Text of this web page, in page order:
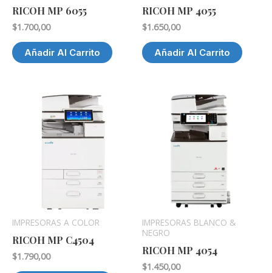
RICOH MP 6055
$1.700,00
Añadir Al Carrito
RICOH MP 4055
$1.650,00
Añadir Al Carrito
IMPRESORAS A COLOR
RICOH MP C4504
$1.790,00
IMPRESORAS BLANCO &
NEGRO
RICOH MP 4054
$1.450,00